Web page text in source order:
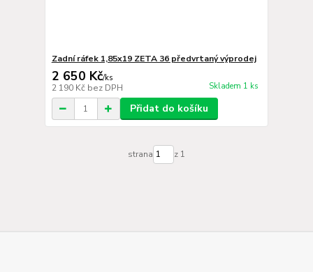
Zadní ráfek 1,85x19 ZETA 36 předvrtaný výprodej
2 650 Kč/ks
2 190 Kč bez DPH Skladem 1 ks
Přidat do košíku
strana z 1